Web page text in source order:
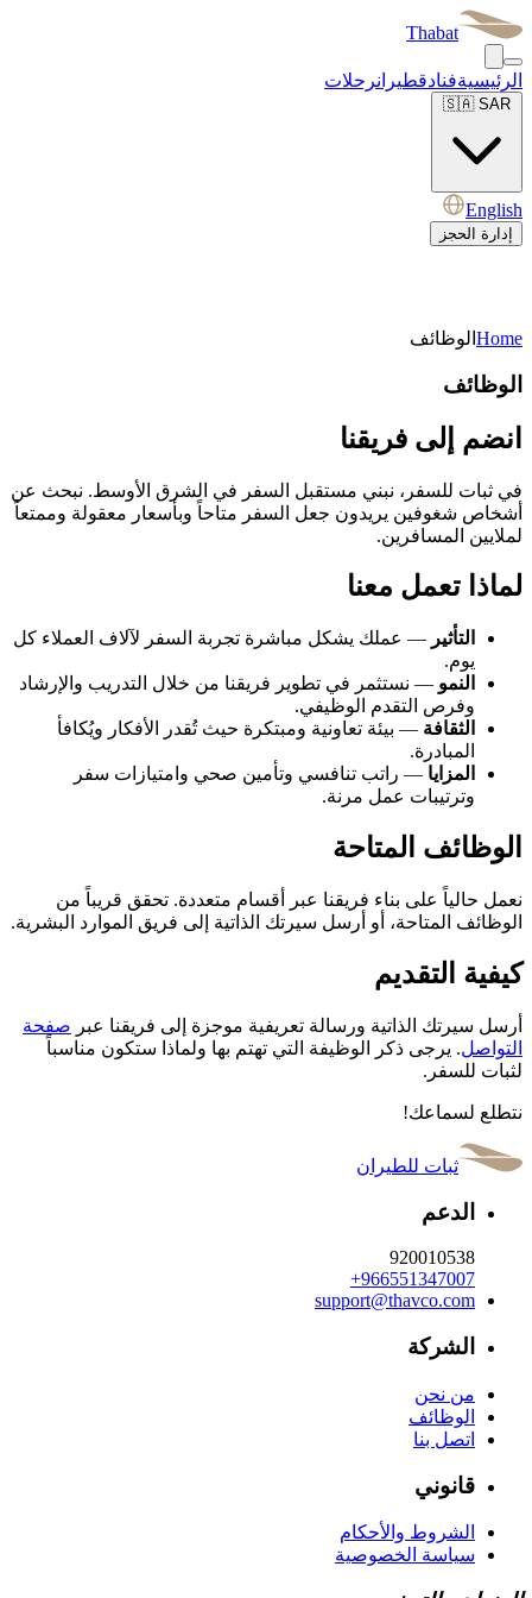
Thabat
الرئيسيةفنادقطيرانرحلات
🇸🇦SAR
English
إدارة الحجز
Home الوظائف
الوظائف
انضم إلى فريقنا
في ثبات للسفر، نبني مستقبل السفر في الشرق الأوسط. نبحث عن
أشخاص شغوفين يريدون جعل السفر متاحاً وبأسعار معقولة وممتعاً
لملايين المسافرين.
لماذا تعمل معنا
التأثير — عملك يشكل مباشرة تجربة السفر لآلاف العملاء كل
يوم.
النمو — نستثمر في تطوير فريقنا من خلال التدريب والإرشاد
وفرص التقدم الوظيفي.
الثقافة — بيئة تعاونية ومبتكرة حيث تُقدر الأفكار ويُكافأ
المبادرة.
المزايا — راتب تنافسي وتأمين صحي وامتيازات سفر
وترتيبات عمل مرنة.
الوظائف المتاحة
نعمل حالياً على بناء فريقنا عبر أقسام متعددة. تحقق قريباً من
الوظائف المتاحة، أو أرسل سيرتك الذاتية إلى فريق الموارد البشرية.
كيفية التقديم
أرسل سيرتك الذاتية ورسالة تعريفية موجزة إلى فريقنا عبر صفحة
التواصل. يرجى ذكر الوظيفة التي تهتم بها ولماذا ستكون مناسباً
لثبات للسفر.
نتطلع لسماعك!
ثبات للطيران
الدعم
920010538
+966551347007
support@thavco.com
الشركة
من نحن
الوظائف
اتصل بنا
قانوني
الشروط والأحكام
سياسة الخصوصية